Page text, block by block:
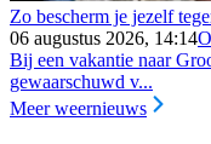
Zo bescherm je jezelf
06 augustus 2026, 14:14
Bij een vakantie naar
gewaarschuwd v...
Meer weernieuws